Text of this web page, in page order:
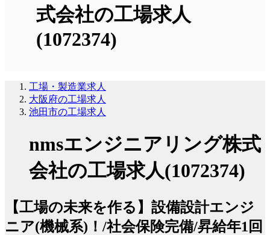
式会社の工場求人
(1072374)
工場・製造業求人
大阪府の工場求人
池田市の工場求人
nmsエンジニアリング株式
会社の工場求人(1072374)
【工場の未来を作る】設備設計エンジ
ニア(機械系)！/社会保険完備/昇給年1回